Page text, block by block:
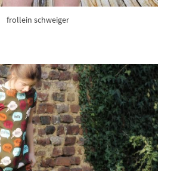
frollein schweiger